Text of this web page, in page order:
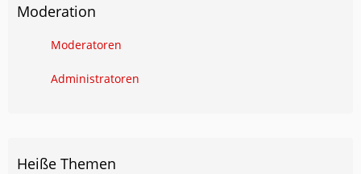
Moderation
Moderatoren
Administratoren
Heiße Themen